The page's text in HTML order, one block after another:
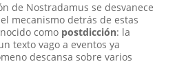
de Nostradamus se desvanece
mecanismo detrás de estas
como postdicción: la
texto vago a eventos ya
descansa sobre varios